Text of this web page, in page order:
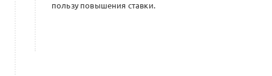
пользу повышения ставки.